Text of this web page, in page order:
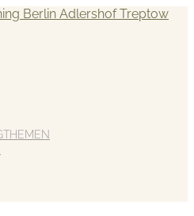
Coach & Heilpraktiker für